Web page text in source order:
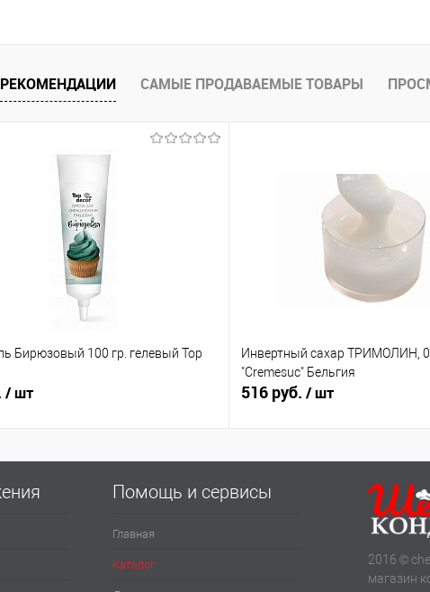
САМЫЕ ПРОДАВАЕМЫЕ ТОВАРЫ
Бирюзовый 100 гр. гелевый Top
/ шт
Инвертный сахар ТРИМОЛИН,
"Cremesuc" Бельгия
516 руб. / шт
Помощь и сервисы
Главная
Каталог
2016 ©
магазин